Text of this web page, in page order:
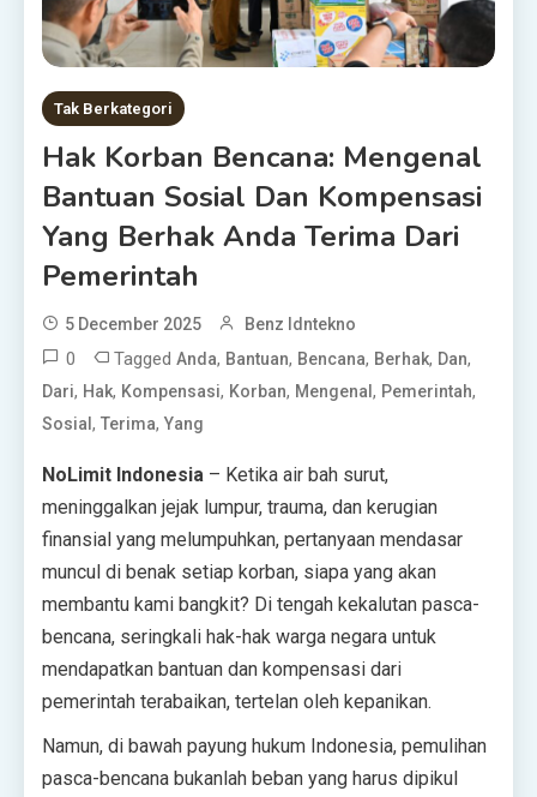
Tak Berkategori
Hak Korban Bencana: Mengenal
Bantuan Sosial Dan Kompensasi
Yang Berhak Anda Terima Dari
Pemerintah
5 December 2025 Benz Idntekno
0 Tagged Anda, Bantuan, Bencana, Berhak, Dan,
Dari, Hak, Kompensasi, Korban, Mengenal , Pemerintah,
Sosial , Terima, Yang
NoLimit Indonesia – Ketika air bah surut,
meninggalkan jejak lumpur, trauma, dan kerugian
finansial yang melumpuhkan, pertanyaan mendasar
muncul di benak setiap korban, siapa yang akan
membantu kami bangkit? Di tengah kekalutan pasca-
bencana, seringkali hak-hak warga negara untuk
mendapatkan bantuan dan kompensasi dari
pemerintah terabaikan, tertelan oleh kepanikan.
Namun, di bawah payung hukum Indonesia, pemulihan
pasca-bencana bukanlah beban yang harus dipikul